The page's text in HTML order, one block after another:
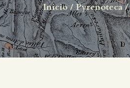
Inicio Pyrenoteca